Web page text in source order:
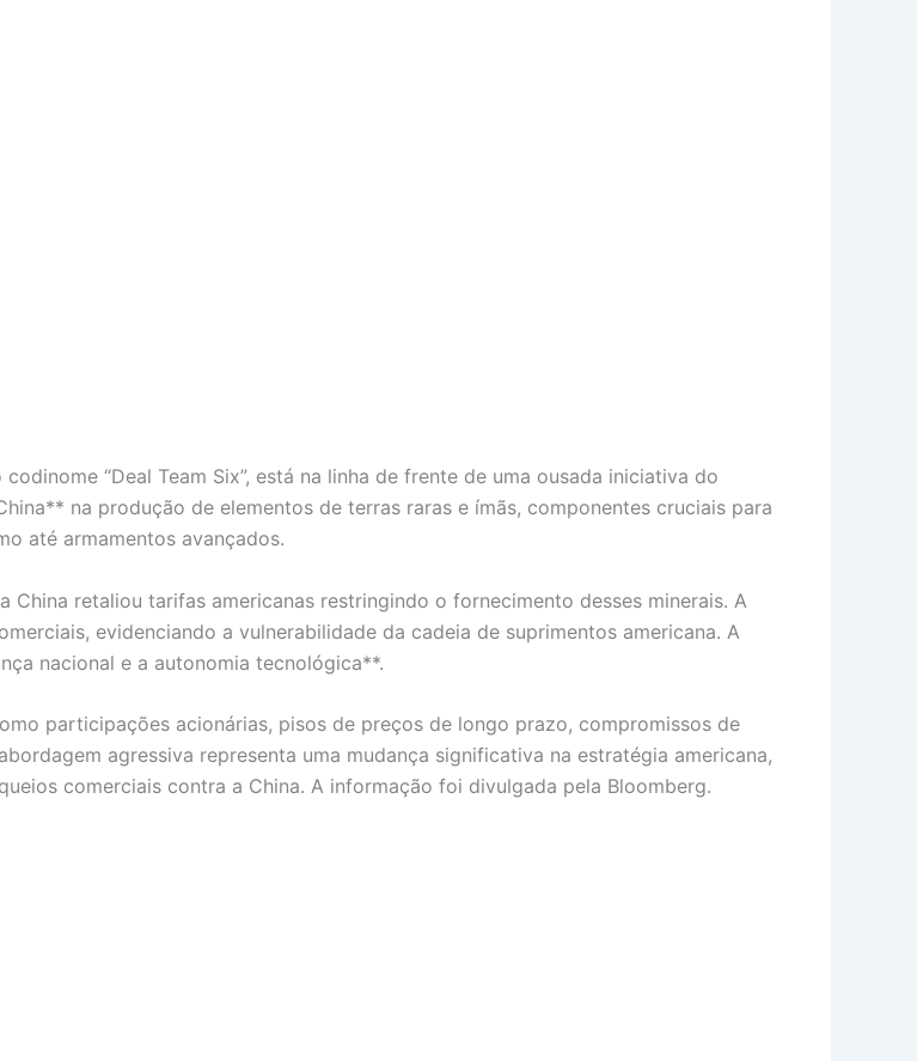
“Deal Team Six”, está na linha de frente de uma ousada iniciativa do
na produção de elementos de terras raras e ímãs, componentes cruciais para
até armamentos avançados.
retaliou tarifas americanas restringindo o fornecimento desses minerais. A
evidenciando a vulnerabilidade da cadeia de suprimentos americana. A
nacional e a autonomia tecnológica**.
participações acionárias, pisos de preços de longo prazo, compromissos de
agressiva representa uma mudança significativa na estratégia americana,
comerciais contra a China. A informação foi divulgada pela Bloomberg.